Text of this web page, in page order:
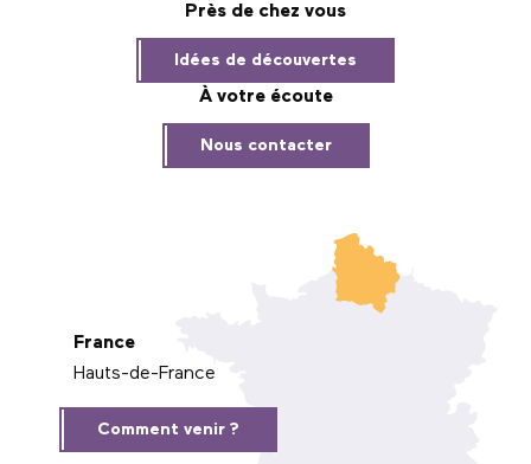
Près de chez vous
Idées de découvertes
À votre écoute
Nous contacter
France
Hauts-de-France
Comment venir ?